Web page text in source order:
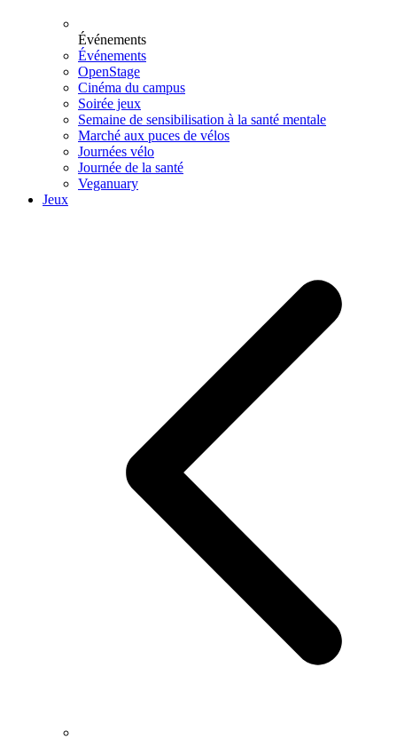
Événements
Événements
OpenStage
Cinéma du campus
Soirée jeux
Semaine de sensibilisation à la santé mentale
Marché aux puces de vélos
Journées vélo
Journée de la santé
Veganuary
Jeux